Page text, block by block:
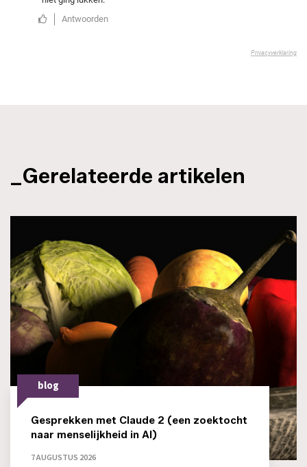
_Gerelateerde artikelen
blog
Gesprekken met Claude 2 (een zoektocht
naar menselijkheid in AI)
7 AUGUSTUS 2026